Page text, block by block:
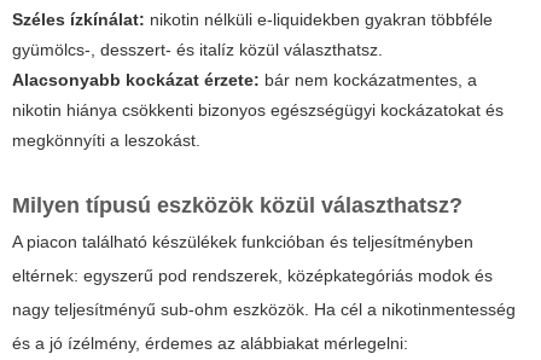
Széles ízkínálat: nikotin nélküli e-liquidekben gyakran többféle
gyümölcs-, desszert- és italíz közül választhatsz.
Alacsonyabb kockázat érzete: bár nem kockázatmentes, a
nikotin hiánya csökkenti bizonyos egészségügyi kockázatokat és
megkönnyíti a leszokást.
Milyen típusú eszközök közül választhatsz?
A piacon található készülékek funkcióban és teljesítményben
eltérnek: egyszerű pod rendszerek, középkategóriás modok és
nagy teljesítményű sub-ohm eszközök. Ha cél a nikotinmentesség
és a jó ízélmény, érdemes az alábbiakat mérlegelni: